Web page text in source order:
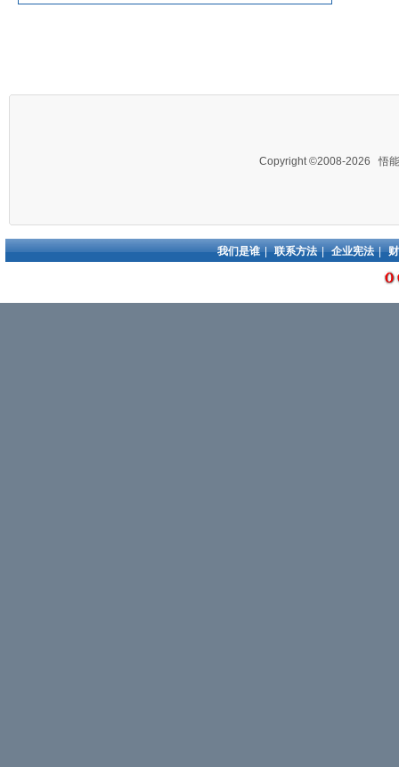
Copyright ©2008-2026 悟
我们是谁 | 联系方法 | 企业宪法 |